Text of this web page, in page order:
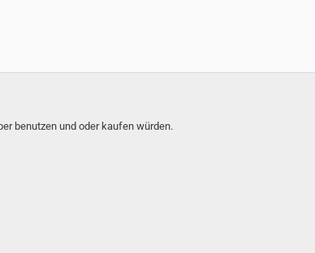
benutzen und oder kaufen würden.